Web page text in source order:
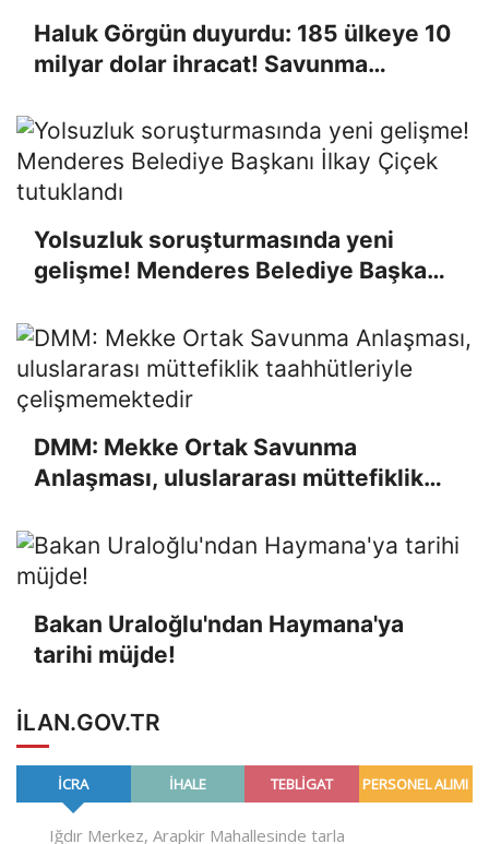
Haluk Görgün duyurdu: 185 ülkeye 10
milyar dolar ihracat! Savunma
Yolsuzluk soruşturmasında yeni
gelişme! Menderes Belediye Başkanı
DMM: Mekke Ortak Savunma
Anlaşması, uluslararası müttefiklik
Bakan Uraloğlu'ndan Haymana'ya
tarihi müjde!
ILAN.GOV.TR